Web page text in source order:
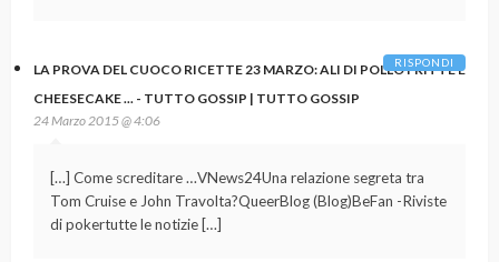
LA PROVA DEL CUOCO RICETTE 23 MARZO: ALI DI POLLO FRITTE E
CHEESECAKE ... - TUTTO GOSSIP | TUTTO GOSSIP
24 Marzo 2015 @ 4:06
[…] Come screditare …VNews24Una relazione segreta tra
Tom Cruise e John Travolta?QueerBlog (Blog)BeFan -Riviste
di pokertutte le notizie […]
RISPONDI